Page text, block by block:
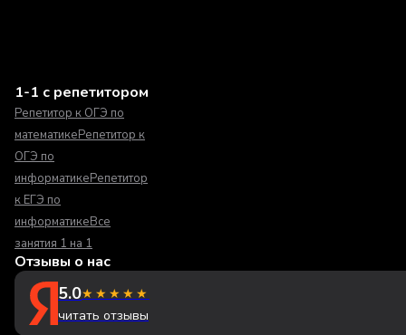
1-1 с репетитором
Репетитор к ОГЭ по
математикеРепетитор к
ОГЭ по
информатикеРепетитор
к ЕГЭ по
информатикеВсе
занятия 1 на 1
Отзывы о нас
5.0★★★★★
читать отзывы